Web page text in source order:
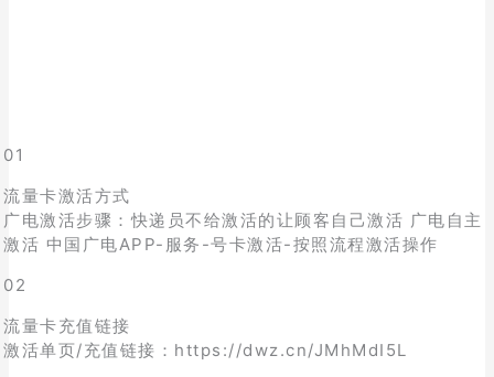
01
流量卡激活方式
广电激活步骤：快递员不给激活的让顾客自己激活 广电自主
激活 中国广电APP-服务-号卡激活-按照流程激活操作
02
流量卡充值链接
激活单页/充值链接：https://dwz.cn/JMhMdI5L